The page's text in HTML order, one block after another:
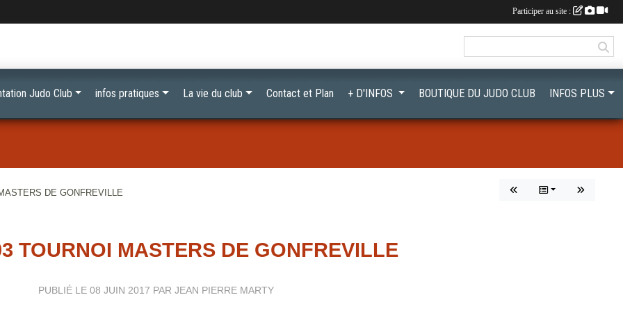
DE GONFREVILLE
TOURNOI MASTERS DE GONFREVILLE
PUBLIÉ LE 08 JUIN 2017 PAR JEAN PIERRE MARTY
Judo Club infos pratiques La vie du club Contact et Plan + D'INFOS BOUTIQUE DU JUDO CLUB INFOS PLUS
Participer au site :